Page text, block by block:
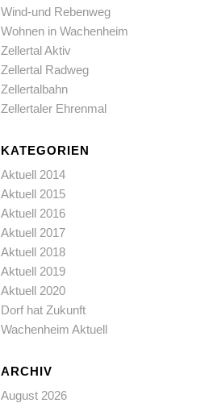
Wind-und Rebenweg
Wohnen in Wachenheim
Zellertal Aktiv
Zellertal Radweg
Zellertalbahn
Zellertaler Ehrenmal
KATEGORIEN
Aktuell 2014
Aktuell 2015
Aktuell 2016
Aktuell 2017
Aktuell 2018
Aktuell 2019
Aktuell 2020
Dorf hat Zukunft
Wachenheim Aktuell
ARCHIV
August 2026